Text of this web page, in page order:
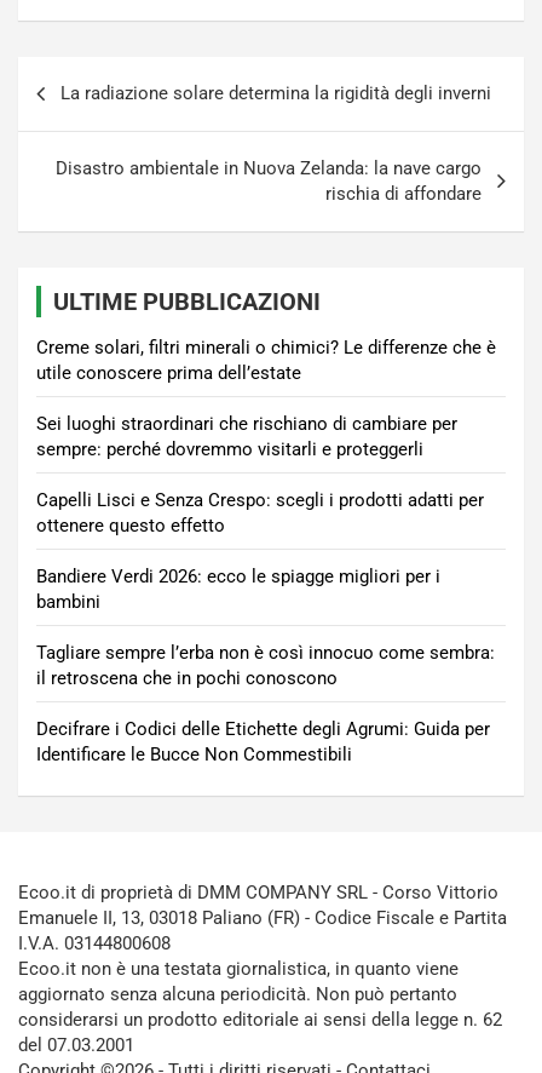
La radiazione solare determina la rigidità degli inverni
Disastro ambientale in Nuova Zelanda: la nave cargo
rischia di affondare
ULTIME PUBBLICAZIONI
Creme solari, filtri minerali o chimici? Le differenze che è
utile conoscere prima dell’estate
Sei luoghi straordinari che rischiano di cambiare per
sempre: perché dovremmo visitarli e proteggerli
Capelli Lisci e Senza Crespo: scegli i prodotti adatti per
ottenere questo effetto
Bandiere Verdi 2026: ecco le spiagge migliori per i
bambini
Tagliare sempre l’erba non è così innocuo come sembra:
il retroscena che in pochi conoscono
Decifrare i Codici delle Etichette degli Agrumi: Guida per
Identificare le Bucce Non Commestibili
Ecoo.it di proprietà di DMM COMPANY SRL - Corso Vittorio
Emanuele II, 13, 03018 Paliano (FR) - Codice Fiscale e Partita
I.V.A. 03144800608
Ecoo.it non è una testata giornalistica, in quanto viene
aggiornato senza alcuna periodicità. Non può pertanto
considerarsi un prodotto editoriale ai sensi della legge n. 62
del 07.03.2001